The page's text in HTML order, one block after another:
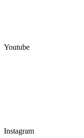
Youtube
Instagram